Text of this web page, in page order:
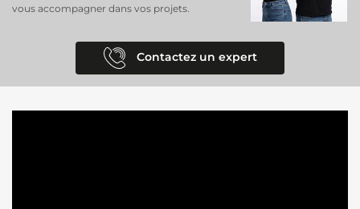
vous accompagner dans vos projets.
Contactez un expert